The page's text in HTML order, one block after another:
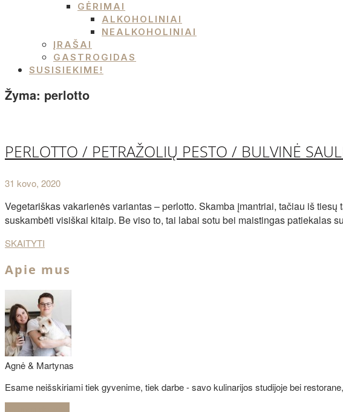
GĖRIMAI
ALKOHOLINIAI
NEALKOHOLINIAI
ĮRAŠAI
GASTROGIDAS
SUSISIEKIME!
Žyma: perlotto
PERLOTTO / PETRAŽOLIŲ PESTO / BULVINĖ
31 kovo, 2020
Vegetariškas vakarienės variantas – perlotto. Skamba įmantriai, tačiau iš
suskambėti visiškai kitaip. Be viso to, tai labai sotu bei maistingas patiekalas
SKAITYTI
Apie mus
Agnė & Martynas
Esame neišskiriami tiek gyvenime, tiek darbe - savo kulinarijos studijoje bei